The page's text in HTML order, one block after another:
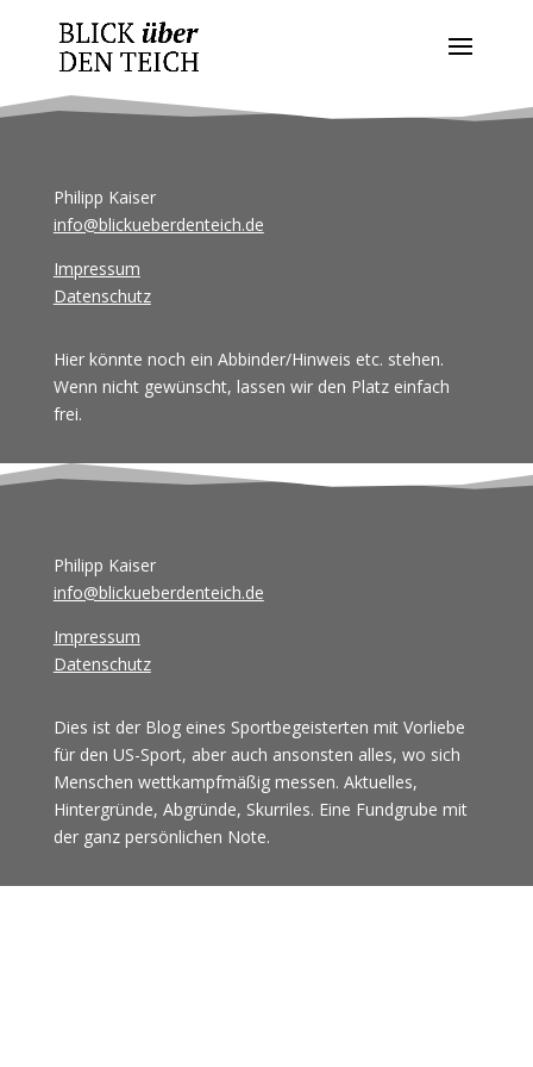
Philipp Kaiser
info@blickueberdenteich.de
Impressum
Datenschutz
Hier könnte noch ein Abbinder/Hinweis etc. stehen.
Wenn nicht gewünscht, lassen wir den Platz einfach
frei.
Philipp Kaiser
info@blickueberdenteich.de
Impressum
Datenschutz
Dies ist der Blog eines Sportbegeisterten mit Vorliebe
für den US-Sport, aber auch ansonsten alles, wo sich
Menschen wettkampfmäßig messen. Aktuelles,
Hintergründe, Abgründe, Skurriles. Eine Fundgrube mit
der ganz persönlichen Note.